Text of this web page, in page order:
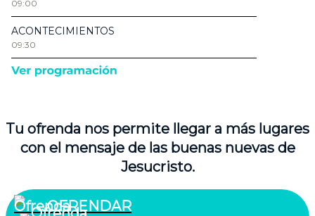
Tu ofrenda nos permite llegar a más lugares
con el mensaje de las buenas nuevas de
Jesucristo.
OFRENDAR